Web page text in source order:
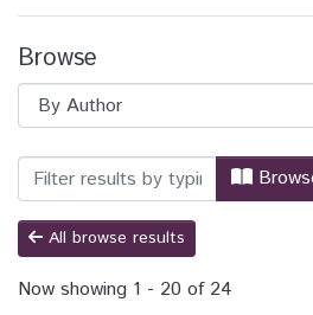
Browse
Browsing Congresso
All browse results
Now showing 1 - 20 of 24